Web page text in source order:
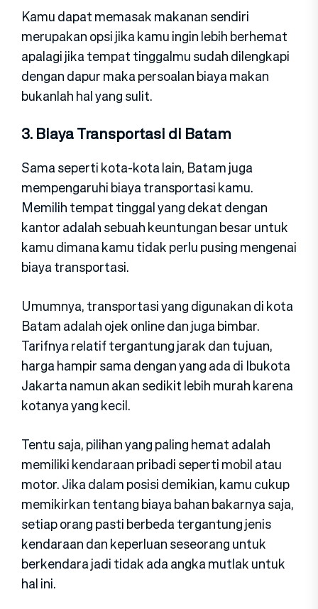
Kamu dapat memasak makanan sendiri
merupakan opsi jika kamu ingin lebih berhemat
apalagi jika tempat tinggalmu sudah dilengkapi
dengan dapur maka persoalan biaya makan
bukanlah hal yang sulit.
3. Biaya Transportasi di Batam
Sama seperti kota-kota lain, Batam juga
mempengaruhi biaya transportasi kamu.
Memilih tempat tinggal yang dekat dengan
kantor adalah sebuah keuntungan besar untuk
kamu dimana kamu tidak perlu pusing mengenai
biaya transportasi.
Umumnya, transportasi yang digunakan di kota
Batam adalah ojek online dan juga bimbar.
Tarifnya relatif tergantung jarak dan tujuan,
harga hampir sama dengan yang ada di Ibukota
Jakarta namun akan sedikit lebih murah karena
kotanya yang kecil.
Tentu saja, pilihan yang paling hemat adalah
memiliki kendaraan pribadi seperti mobil atau
motor. Jika dalam posisi demikian, kamu cukup
memikirkan tentang biaya bahan bakarnya saja,
setiap orang pasti berbeda tergantung jenis
kendaraan dan keperluan seseorang untuk
berkendara jadi tidak ada angka mutlak untuk
hal ini.